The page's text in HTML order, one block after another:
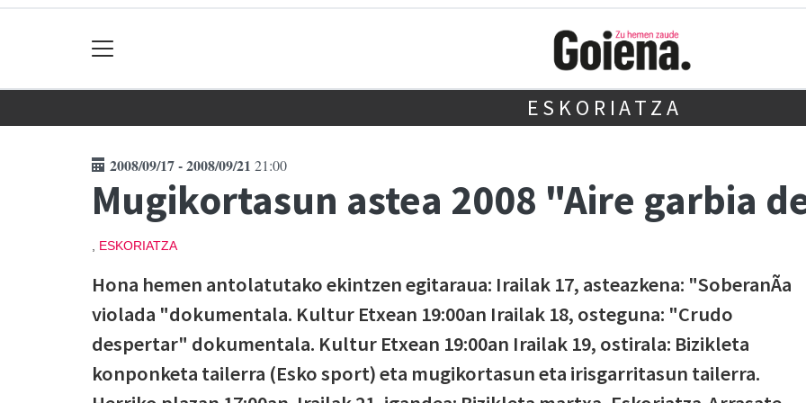
ESKORIATZA
2008/09/17 - 2008/09/21 21:00
Mugikortasun astea 2008 "Aire garbia
ESKORIATZA
Hona hemen antolatutako ekintzen egitaraua: Irailak 17, asteazkena: "SoberanÃ­a
violada "dokumentala. Kultur Etxean 19:00an Irailak 18, osteguna: "Crudo
despertar" dokumentala. Kultur Etxean 19:00an Irailak 19, ostirala: Bizikleta
konponketa tailerra (Esko sport) eta mugikortasun eta irisgarritasun tailerra.